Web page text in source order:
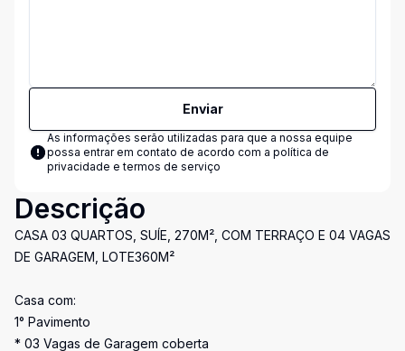
Enviar
As informações serão utilizadas para que a nossa equipe
possa entrar em contato de acordo com a política de
privacidade e termos de serviço
Descrição
CASA 03 QUARTOS, SUÍE, 270M², COM TERRAÇO E 04 VAGAS
DE GARAGEM, LOTE360M²
Casa com:
1° Pavimento
* 03 Vagas de Garagem coberta